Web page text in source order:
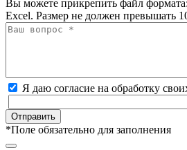
Вы можете прикрепить файл
Excel. Размер не должен превышать
Я даю согласие на обработку
*Поле обязательно для заполнения